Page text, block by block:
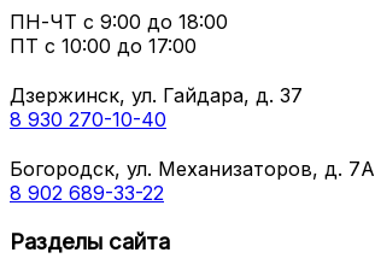
ПН-ЧТ с 9:00 до 18:00
ПТ с 10:00 до 17:00
Дзержинск, ул. Гайдара, д. 37
8 930 270-10-40
Богородск, ул. Механизаторов, д. 7А
8 902 689-33-22
Разделы сайта